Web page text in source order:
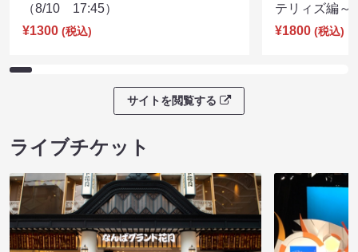
（8/10 17:45）
¥1300 (税込)
テリィズ編
¥1800 (税込)
サイトを閲覧する
ライブチケット